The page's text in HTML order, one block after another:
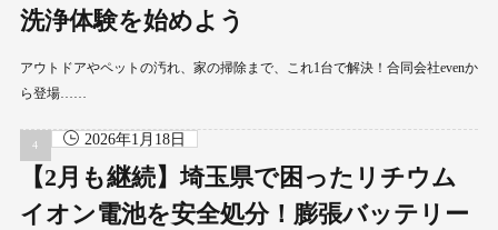
洗浄体験を始めよう
アウトドアやペットの汚れ、家の掃除まで、これ1台で解決！合同会社evenか
ら登場……
2026年1月18日
【2月も継続】埼玉県で困ったリチウム
イオン電池を安全処分！膨張バッテリー